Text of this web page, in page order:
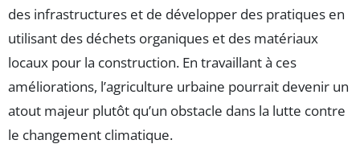
des infrastructures et de développer des pratiques en
utilisant des déchets organiques et des matériaux
locaux pour la construction. En travaillant à ces
améliorations, l’agriculture urbaine pourrait devenir un
atout majeur plutôt qu’un obstacle dans la lutte contre
le changement climatique.